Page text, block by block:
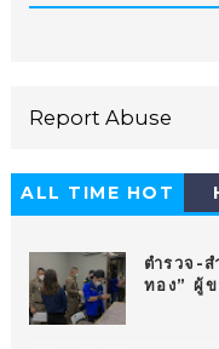
Report Abuse
ALL TIME HOT
ตำรวจ-
ทอง” ผู้